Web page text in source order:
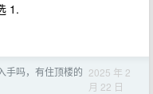
1.
手吗，有住顶楼的 2025 年 2
月 22 日